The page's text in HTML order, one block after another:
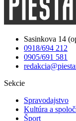
Sasinkova 14
0918/694 212
0905/691 581
Sekcie
Spravodajstvo
Kultúra a
Šport